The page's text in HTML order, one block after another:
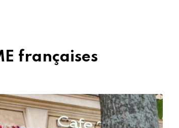
françaises